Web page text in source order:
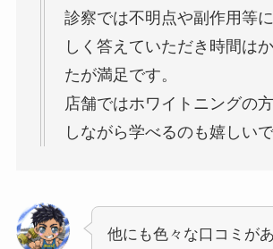
診察では不明点や副作用等
しく答えていただき時間は
たが満足です。
店舗ではホワイトニングの
しながら学べるのも嬉しいで
他にも色々な口コミが